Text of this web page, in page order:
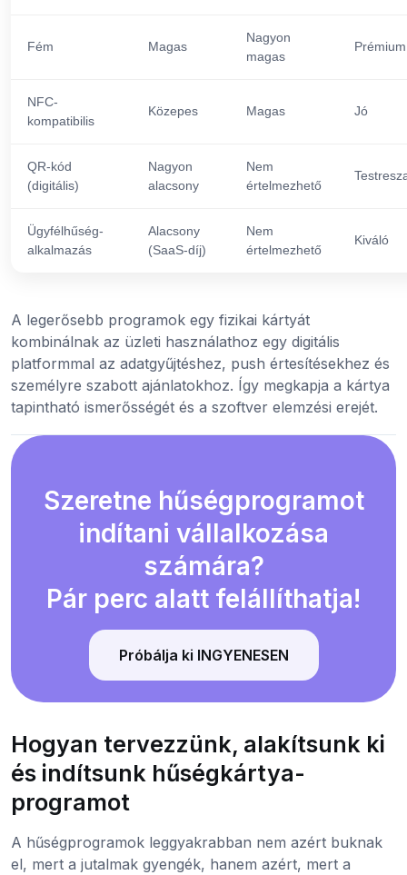
Fém Magas
Nagyon
magas
Prémium
NFC-
kompatibilis
Közepes Magas Jó
QR-kód
(digitális)
Nagyon
alacsony
Nem
értelmezhető
Ügyfélhűség-
alkalmazás
Alacsony
(SaaS-díj)
Nem
értelmezhető
Kiváló
A legerősebb programok egy fizikai kártyát
kombinálnak az üzleti használathoz egy digitális
platformmal az adatgyűjtéshez, push értesítésekhez és
személyre szabott ajánlatokhoz. Így megkapja a kártya
tapintható ismerősségét és a szoftver elemzési erejét.
Szeretne hűségprogramot
indítani vállalkozása
számára?
Pár perc alatt felállíthatja!
Próbálja ki INGYENESEN
Hogyan tervezzünk, alakítsunk ki
és indítsunk hűségkártya-
programot
A hűségprogramok leggyakrabban nem azért buknak
el, mert a jutalmak gyengék, hanem azért, mert a